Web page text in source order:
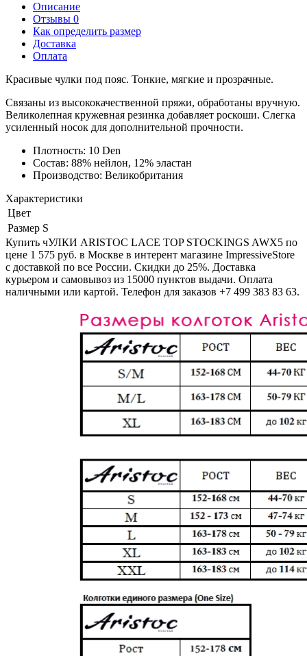
Описание
Отзывы 0
Как определить размер
Доставка
Оплата
Красивые чулки под пояс. Тонкие, мягкие и прозрачные.
Связаны из высококачественной пряжи, обработаны вручную.
Великолепная кружевная резинка добавляет роскоши. Слегка
усиленный носок для дополнительной прочности.
Плотность: 10 Den
Состав: 88% нейлон, 12% эластан
Производство: Великобритания
Характеристики
Цвет
Размер S
Купить чУЛКИ ARISTOC LACE TOP STOCKINGS AWX5 по
цене 1 575 руб. в Москве в интерент магазине ImpressiveStore
с доставкой по все России. Скидки до 25%. Доставка
курьером и самовывоз из 15000 пунктов выдачи. Оплата
наличными или картой. Телефон для заказов +7 499 383 83 63.